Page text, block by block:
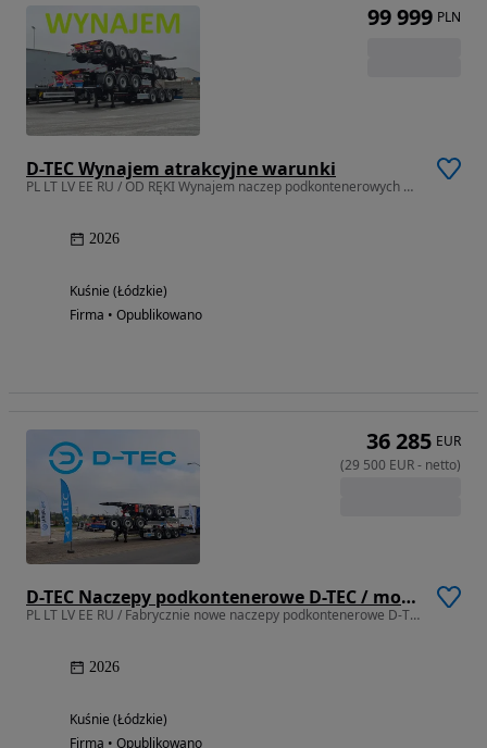
D-TEC Wynajem atrakcyjne warunki
PL LT LV EE RU / OD RĘKI Wynajem naczep podkontenerowych D-TEC
2026
Kuśnie (Łódzkie)
Firma • Opublikowano
99 999 PLN
D-TEC Naczepy podkontenerowe D-TEC / możliwość wynajmu
PL LT LV EE RU / Fabrycznie nowe naczepy podkontenerowe D-TEC
2026
Kuśnie (Łódzkie)
Firma • Opublikowano
36 285 EUR
(29 500 EUR- netto)